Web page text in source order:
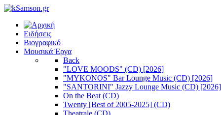
Ειδήσεις
Βιογραφικό
Μουσικά Έργα
Back
"LOVE MOODS" (CD) [2026]
"MYKONOS" Bar Lounge Music (CD) [2026]
"SANTORINI" Jazzy Lounge Music (CD) [2026]
On the Beat (CD)
Twenty [Best of 2005-2025] (CD)
Theatrale (CD)